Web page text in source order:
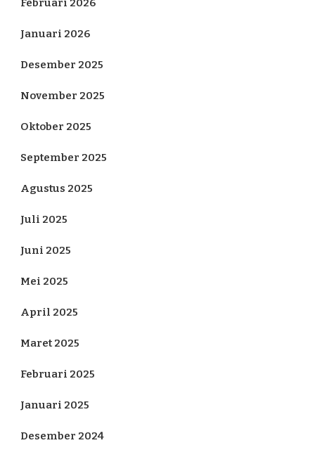
Februari 2026
Januari 2026
Desember 2025
November 2025
Oktober 2025
September 2025
Agustus 2025
Juli 2025
Juni 2025
Mei 2025
April 2025
Maret 2025
Februari 2025
Januari 2025
Desember 2024